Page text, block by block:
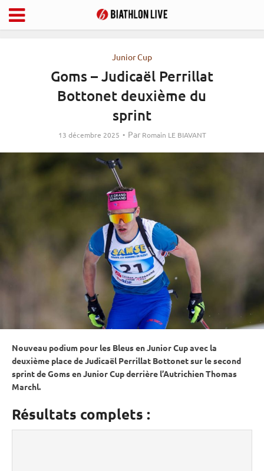
Junior Cup
Goms – Judicaël Perrillat
Bottonet deuxième du
sprint
13 décembre 2025 Par Romain LE BIAVANT
Nouveau podium pour les Bleus enJunior Cupavec la
deuxième place de Judicaël Perrillat Bottonet sur le second
sprintde Goms enJunior Cupderrière l’Autrichien Thomas
Marchl.
Résultats complets :